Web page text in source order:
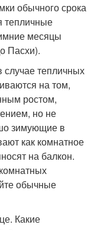
обычного срока
тепличные
месяцы
Пасхи).
тепличных
на том,
ростом,
но не
зимующие в
как комнатное
на балкон.
обычные